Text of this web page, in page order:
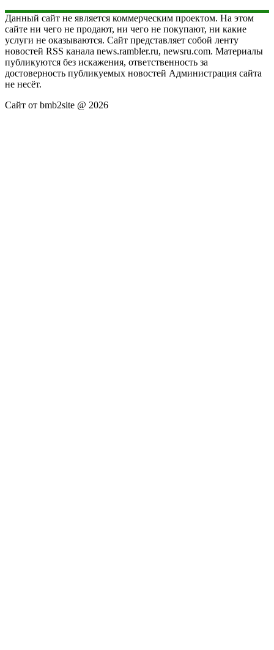
Данный сайт не является коммерческим проектом. На этом
сайте ни чего не продают, ни чего не покупают, ни какие
услуги не оказываются. Сайт представляет собой ленту
новостей RSS канала news.rambler.ru, newsru.com. Материалы
публикуются без искажения, ответственность за
достоверность публикуемых новостей Администрация сайта
не несёт.
Сайт от bmb2site @ 2026